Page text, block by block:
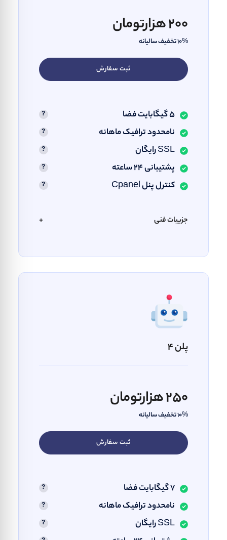
200 هزارتومان
10% تخفیف سالیانه
ثبت سفارش
5 گیگابایت فضا
نامحدود ترافیک ماهانه
SSL رایگان
پشتیبانی ۲۴ ساعته
کنترل پنل Cpanel
جزییات فنی +
پلن 4
250 هزارتومان
10% تخفیف سالیانه
ثبت سفارش
7 گیگابایت فضا
نامحدود ترافیک ماهانه
SSL رایگان